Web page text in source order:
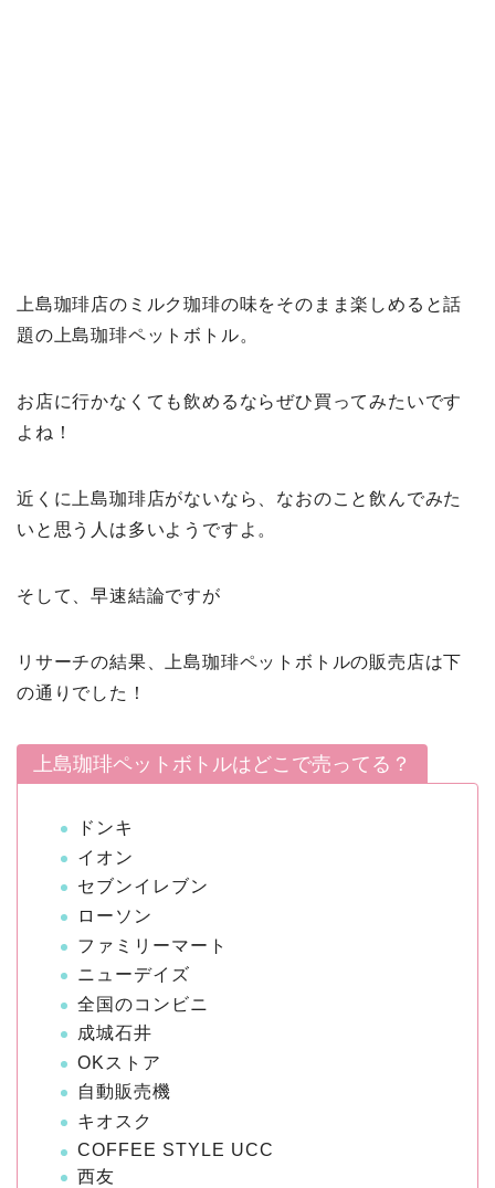
上島珈琲店のミルク珈琲の味をそのまま楽しめると話
題の上島珈琲ペットボトル。
お店に行かなくても飲めるならぜひ買ってみたいです
よね！
近くに上島珈琲店がないなら、なおのこと飲んでみた
いと思う人は多いようですよ。
そして、早速結論ですが
リサーチの結果、上島珈琲ペットボトルの販売店は下
の通りでした！
上島珈琲ペットボトルはどこで売ってる？
ドンキ
イオン
セブンイレブン
ローソン
ファミリーマート
ニューデイズ
全国のコンビニ
成城石井
OKストア
自動販売機
キオスク
COFFEE STYLE UCC
西友